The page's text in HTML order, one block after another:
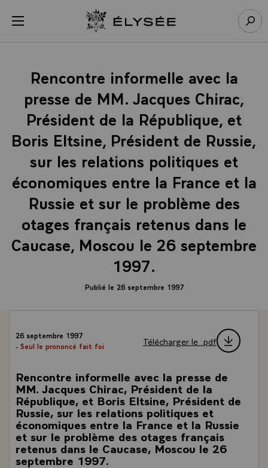
menu Retour à l’accueil Élysée
Rencontre informelle avec la
presse de MM. Jacques Chirac,
Président de la République, et
Boris Eltsine, Président de Russie,
sur les relations politiques et
économiques entre la France et la
Russie et sur le problème des
otages français retenus dans le
Caucase, Moscou le 26 septembre
1997.
Publié le 26 septembre 1997
26 septembre 1997
- Seul le prononcé fait foi
Télécharger le .pdf
Rencontre informelle avec la presse de
MM. Jacques Chirac, Président de la
République, et Boris Eltsine, Président de
Russie, sur les relations politiques et
économiques entre la France et la Russie
et sur le problème des otages français
retenus dans le Caucase, Moscou le 26
septembre 1997.
Panneau de gestion des cookies